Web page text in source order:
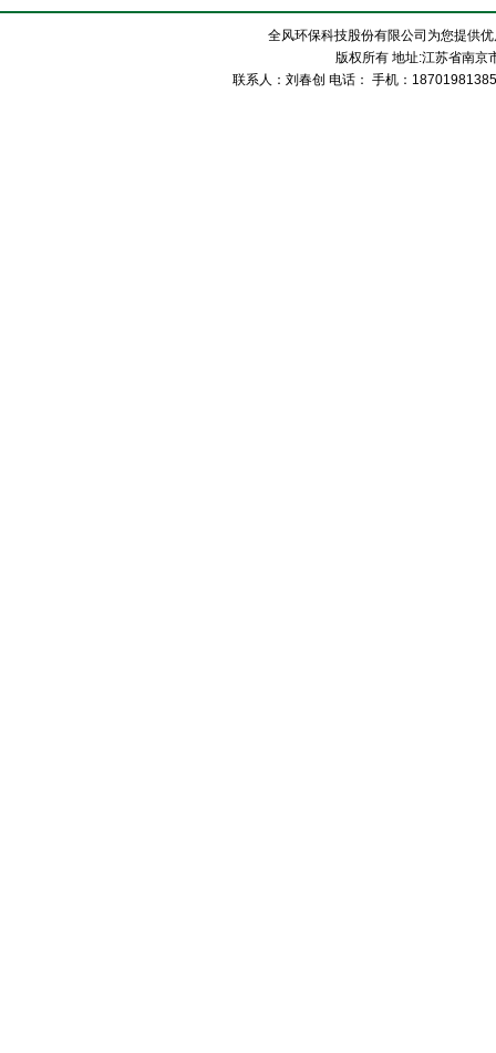
全风环保科技股份有限公司为您提供
版权所有 地址:江苏省南
联系人：刘春创 电话： 手机：